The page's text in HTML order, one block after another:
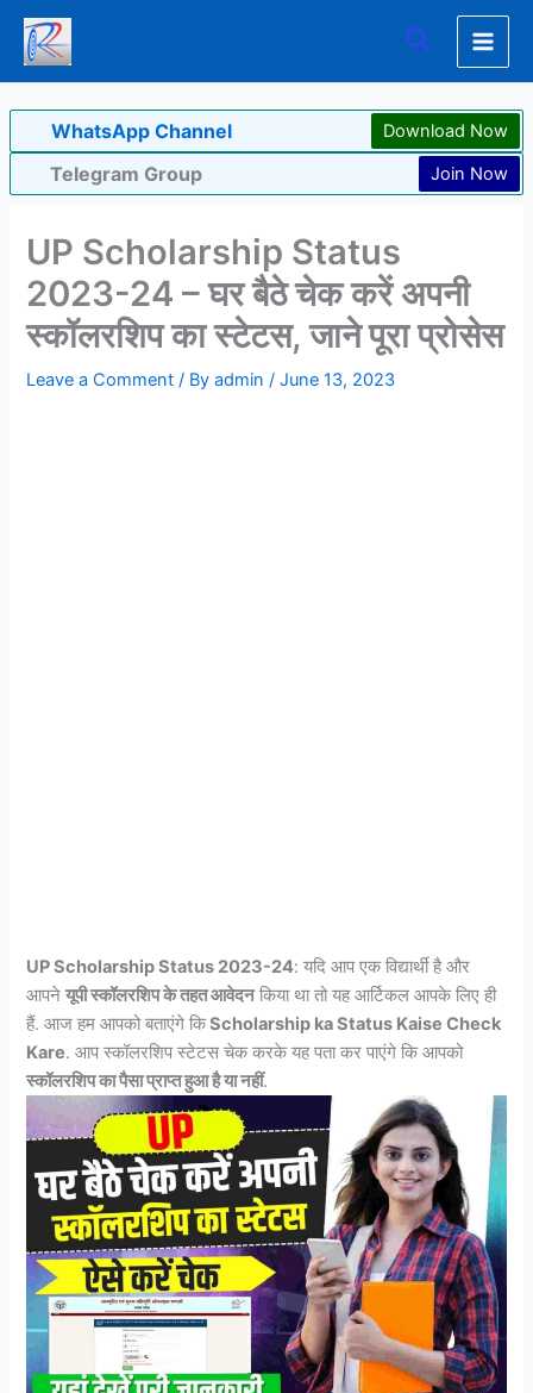
Skip
content
Search
WhatsApp Channel Download Now
Telegram Group Join Now
UP Scholarship Status
2023-24 – घर बैठे चेक करें अपनी
स्कॉलरशिप का स्टेटस, जाने पूरा प्रोसेस
Leave a Comment / Byadmin/June 13, 2023
UP Scholarship Status 2023-24: यदि आप एक विद्यार्थी है और
आपनेयूपी स्कॉलरशिप के तहत आवेदनकिया था तो यह आर्टिकल आपके लिए ही
हैं. आज हम आपको बताएंगे किScholarship ka Status Kaise Check
Kare. आप स्कॉलरशिप स्टेटस चेक करके यह पता कर पाएंगे कि आपको
स्कॉलरशिप का पैसा प्राप्त हुआ है या नहीं.